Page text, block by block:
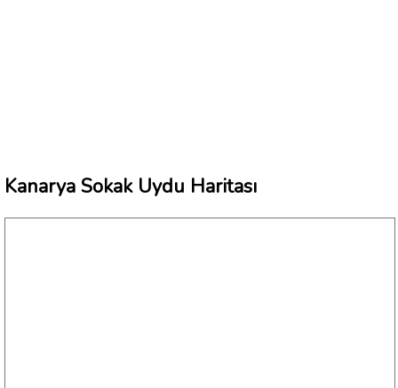
Kanarya Sokak Uydu Haritası